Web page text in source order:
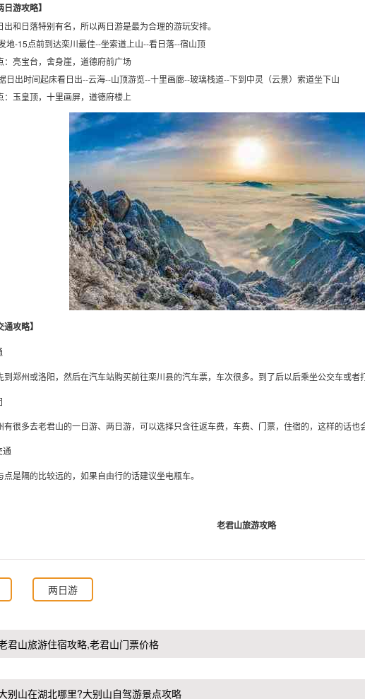
日游攻略】
出和日落特别有名，所以两日游是最为合理的游玩安排。
地-15点前到达栾川最佳--坐索道上山--看日落--宿山顶
：亮宝台，舍身崖，道德府前广场
日出时间起床看日出--云海--山顶游览--十里画廊--玻璃栈道--下到中灵（云景）索道坐下山
：玉皇顶，十里画屏，道德府楼上
通攻略】
到郑州或洛阳，然后在汽车站购买前往栾川县的汽车票，车次很多。到了后以后乘坐公交车或者
有很多去老君山的一日游、两日游，可以选择只含往返车费，车费、门票，住宿的，这样的话也
通
点是隔的比较远的，如果自由行的话建议坐电瓶车。
老君山旅游攻略
两日游
君山旅游住宿攻略,老君山门票价格
别山在湖北哪里?大别山自驾游景点攻略